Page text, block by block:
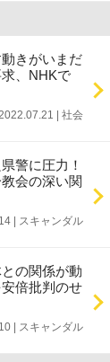
きがいまだ
、NHKで
| 社会
警に圧力！
会の深い関
| スキャンダル
の関係が動
倍批判のせ
| スキャンダル